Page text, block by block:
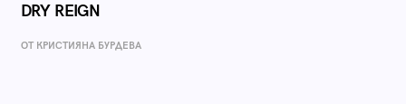
DRY REIGN
ОТ КРИСТИЯНА БУРДЕВА